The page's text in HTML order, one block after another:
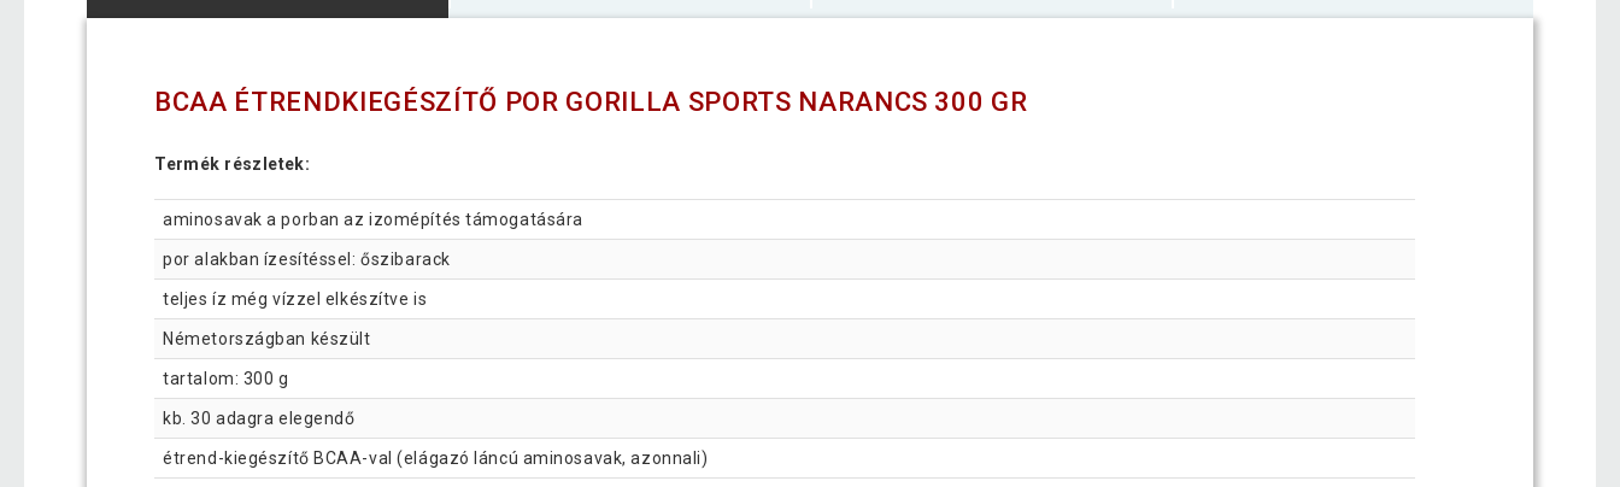
BCAA ÉTRENDKIEGÉSZÍTŐ POR GORILLA SPORTS NARANCS 300 GR
Termék részletek:
aminosavak a porban az izomépítés támogatására
por alakban ízesítéssel: őszibarack
teljes íz még vízzel elkészítve is
Németországban készült
tartalom: 300 g
kb. 30 adagra elegendő
étrend-kiegészítő BCAA-val (elágazó láncú aminosavak, azonnali)